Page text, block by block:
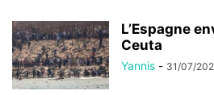
L’Espagne
Ceuta
Yannis - 31/07/